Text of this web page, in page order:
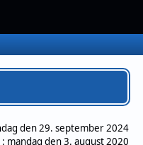
den 29. september 2024
mandag den 3. august 2020